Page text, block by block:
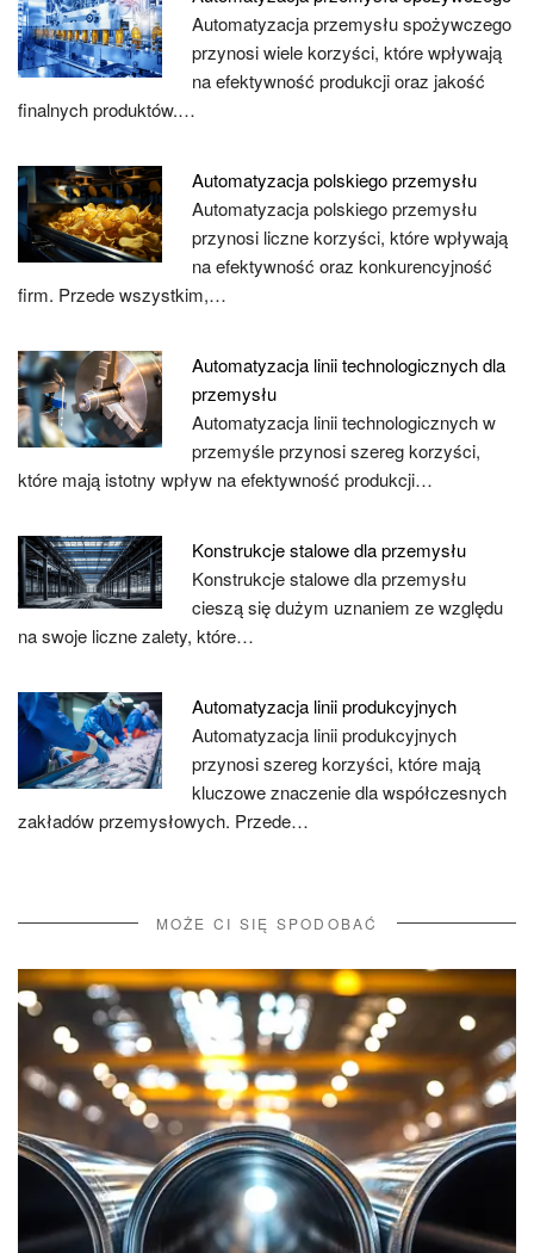
Automatyzacja przemysłu spożywczego
przynosi wiele korzyści, które wpływają
na efektywność produkcji oraz jakość
finalnych produktów.…
Automatyzacja polskiego przemysłu
Automatyzacja polskiego przemysłu
przynosi liczne korzyści, które wpływają
na efektywność oraz konkurencyjność
firm. Przede wszystkim,…
Automatyzacja linii technologicznych dla
przemysłu
Automatyzacja linii technologicznych w
przemyśle przynosi szereg korzyści,
które mają istotny wpływ na efektywność produkcji…
Konstrukcje stalowe dla przemysłu
Konstrukcje stalowe dla przemysłu
cieszą się dużym uznaniem ze względu
na swoje liczne zalety, które…
Automatyzacja linii produkcyjnych
Automatyzacja linii produkcyjnych
przynosi szereg korzyści, które mają
kluczowe znaczenie dla współczesnych
zakładów przemysłowych. Przede…
MOŻE CI SIĘ SPODOBAĆ